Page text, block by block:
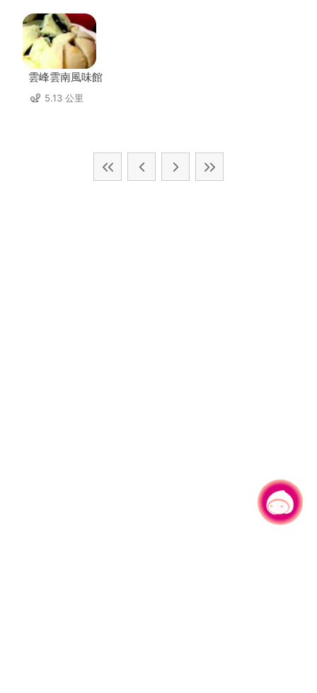
雲峰雲南風味館
5.13 公里